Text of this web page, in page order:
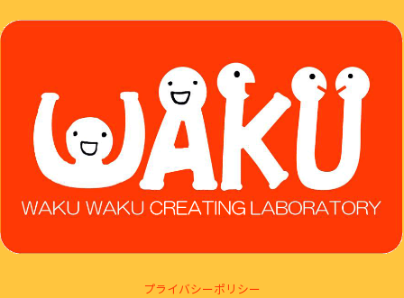
プライバシーポリシー